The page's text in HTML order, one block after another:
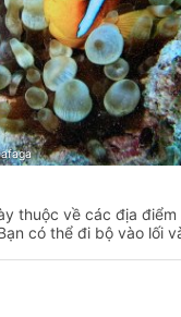
thuộc về các địa điểm
có thể đi bộ vào lối